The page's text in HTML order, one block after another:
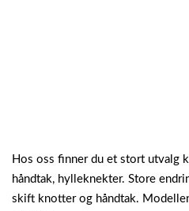
Hos oss finner du et stort utvalg
håndtak, hylleknekter. Store
skift knotter og håndtak.